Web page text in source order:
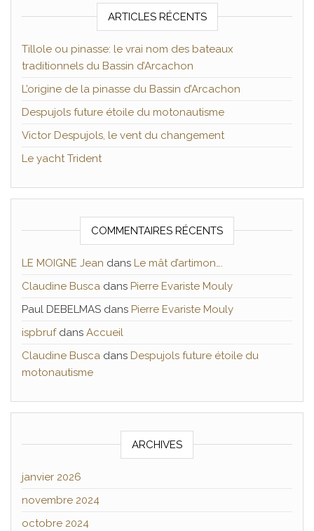
ARTICLES RÉCENTS
Tillole ou pinasse: le vrai nom des bateaux
traditionnels du Bassin d’Arcachon
L’origine de la pinasse du Bassin d’Arcachon
Despujols future étoile du motonautisme
Victor Despujols, le vent du changement
Le yacht Trident
COMMENTAIRES RÉCENTS
LE MOIGNE Jean dans Le mât d’artimon….
Claudine Busca dans Pierre Evariste Mouly
Paul DEBELMAS dans Pierre Evariste Mouly
ispbrufdans Accueil
Claudine Busca dans Despujols future étoile du
motonautisme
ARCHIVES
janvier 2026
novembre 2024
octobre 2024